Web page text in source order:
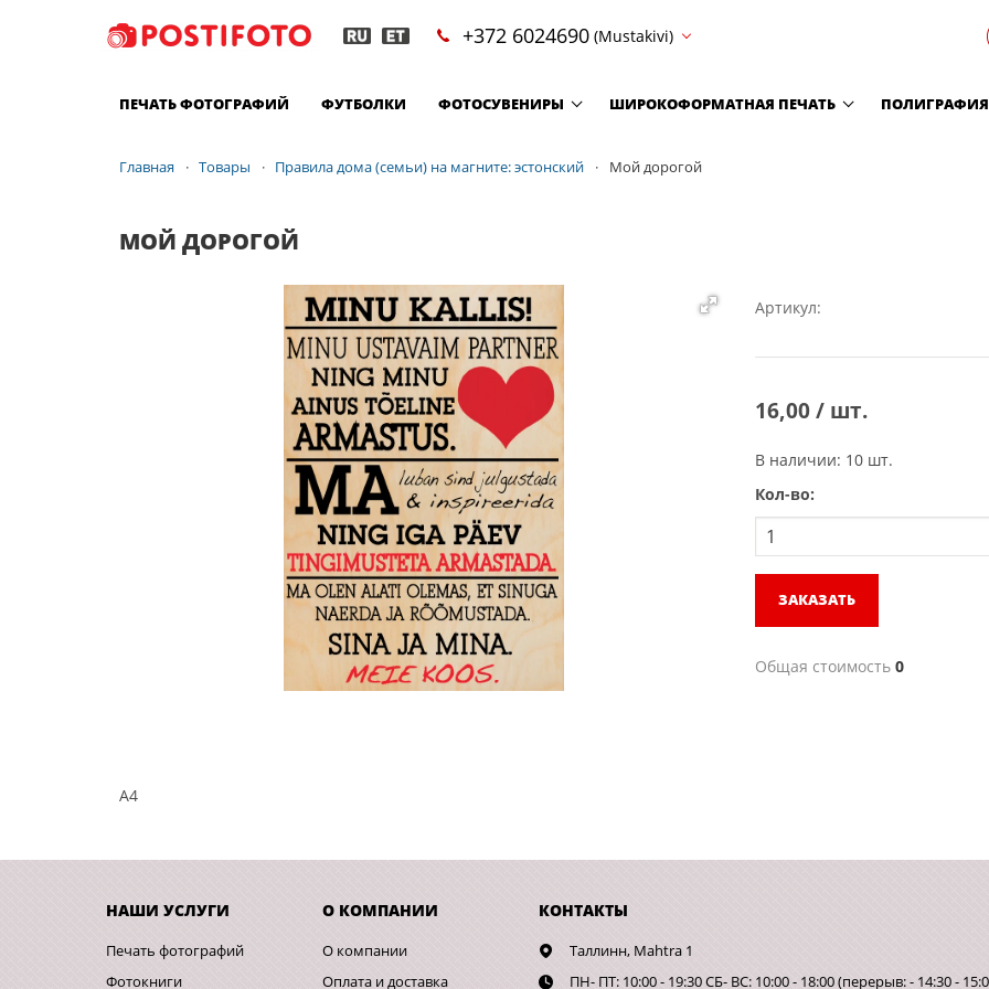
+372 6024690 (Mustakivi)
ПЕЧАТЬ ФОТОГРАФИЙ ФУТБОЛКИ ФОТОСУВЕНИРЫ ШИРОКОФОРМАТНАЯ ПЕЧАТЬ ПОЛИГРАФИЯ
Главная Товары Правила дома (семьи) на магните: эстонский Мой дорогой
МОЙ ДОРОГОЙ
Артикул:
16,00 / шт.
В наличии: 10 шт.
Кол-во:
ЗАКАЗАТЬ
Общая стоимость 0
A4
НАШИ УСЛУГИ
Печать фотографий
Фотокниги
О КОМПАНИИ
О компании
Оплата и доставка
КОНТАКТЫ
Таллинн, Mahtra 1
ПН- ПТ: 10:00 - 19:30 СБ- ВС: 10:00 - 18:00 (перерыв: - 14:30 -